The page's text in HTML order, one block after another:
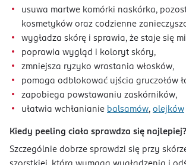
usuwa martwe komórki naskórka,
kosmetyków oraz codzienne
wygładza skórę i sprawia, że staje się
poprawia wygląd i koloryt skóry,
zmniejsza ryzyko wrastania włosków,
pomaga odblokować ujścia gruczołów
zapobiega powstawaniu zaskórników,
ułatwia wchłanianie balsamów, olejków
Kiedy peeling ciała sprawdza się najlepiej?
Szczególnie dobrze sprawdzi się przy